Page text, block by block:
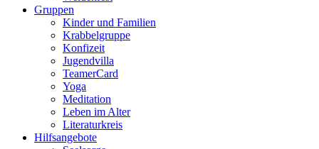
Gruppen
Kinder und Familien
Krabbelgruppe
Konfizeit
Jugendvilla
TeamerCard
Yoga
Meditation
Leben im Alter
Literaturkreis
Hilfsangebote